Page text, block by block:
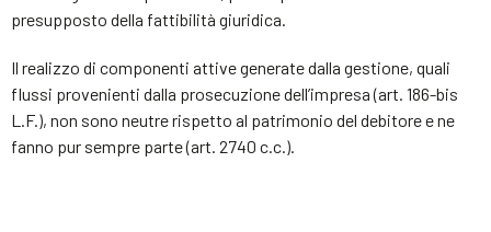
presupposto della fattibilità giuridica.
Il realizzo di componenti attive generate dalla gestione, quali
flussi provenienti dalla prosecuzione dell’impresa (art. 186-bis
L.F.), non sono neutre rispetto al patrimonio del debitore e ne
fanno pur sempre parte (art. 2740 c.c.).